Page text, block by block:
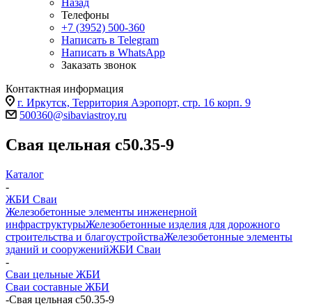
Назад
Телефоны
+7 (3952) 500-360
Написать в Telegram
Написать в WhatsApp
Заказать звонок
Контактная информация
г. Иркутск, Территория Аэропорт, стр. 16 корп. 9
500360@sibaviastroy.ru
Свая цельная с50.35-9
Каталог
-
ЖБИ Сваи
Железобетонные элементы инженерной
инфраструктурыЖелезобетонные изделия для дорожного
строительства и благоустройстваЖелезобетонные элементы
зданий и сооруженийЖБИ Сваи
-
Сваи цельные ЖБИ
Сваи составные ЖБИ
-Свая цельная с50.35-9